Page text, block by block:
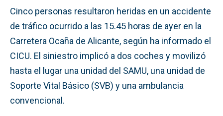
Cinco personas resultaron heridas en un accidente
de tráfico ocurrido a las 15.45 horas de ayer en la
Carretera Ocaña de Alicante, según ha informado el
CICU. El siniestro implicó a dos coches y movilizó
hasta el lugar una unidad del SAMU, una unidad de
Soporte Vital Básico (SVB) y una ambulancia
convencional.